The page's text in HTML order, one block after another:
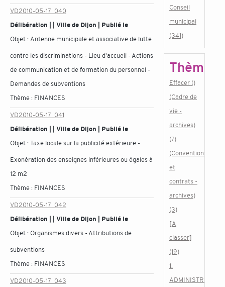
VD2010-05-17_040
Délibération | | Ville de Dijon | Publié le
Objet : Antenne municipale et associative de lutte
contre les discriminations - Lieu d'accueil - Actions
de communication et de formation du personnel -
Demandes de subventions
Thème : FINANCES
VD2010-05-17_041
Délibération | | Ville de Dijon | Publié le
Objet :Taxe locale sur la publicité extérieure -
Exonération des enseignes inférieures ou égales à
12 m2
Thème : FINANCES
VD2010-05-17_042
Délibération | | Ville de Dijon | Publié le
Objet : Organismes divers - Attributions de
subventions
Thème : FINANCES
VD2010-05-17_043
Conseil
municipal
(341)
Thème
Effacer ()
(Cadre de
vie -
archives)
(7)
(Conventions
et
contrats -
archives)
(3)
[A
classer]
(19)
1.
ADMINISTRATION